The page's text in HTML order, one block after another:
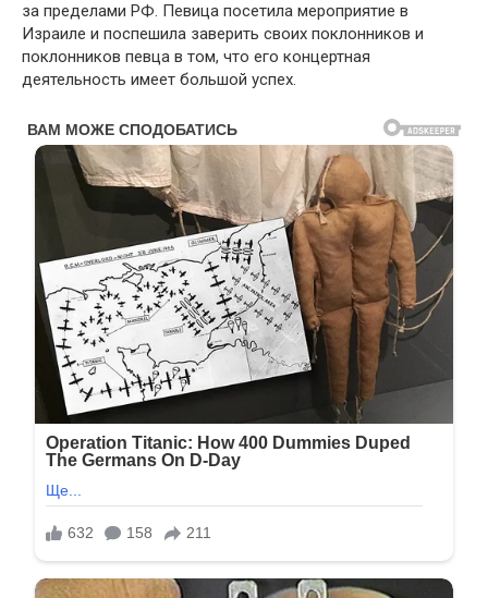
за пределами РФ. Певица посетила мероприятие в
Израиле и поспешила заверить своих поклонников и
поклонников певца в том, что его концертная
деятельность имеет большой успех.